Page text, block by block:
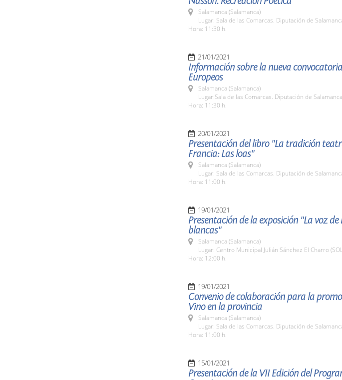
Salamanca (Salamanca)
Lugar: Sala de las Comarcas. Diputación de
Hora: 11:30 h.
21/01/2021
Información sobre la nueva
Europeos
Salamanca (Salamanca)
Lugar:Sala de las Comarcas. Diputación de Salamanca
Hora: 11:30 h.
20/01/2021
Presentación del libro "La tradición
Francia: Las loas"
Salamanca (Salamanca)
Lugar: Sala de las Comarcas. Diputación de
Hora: 11:00 h.
19/01/2021
Presentación de la exposición "La voz de
blancas"
Salamanca (Salamanca)
Lugar: Centro Municipal Julián Sánchez El Charro
Hora: 12:00 h.
19/01/2021
Convenio de colaboración para la
Vino en la provincia
Salamanca (Salamanca)
Lugar: Sala de las Comarcas. Diputación de
Hora: 11:00 h.
15/01/2021
Presentación de la VII Edición del